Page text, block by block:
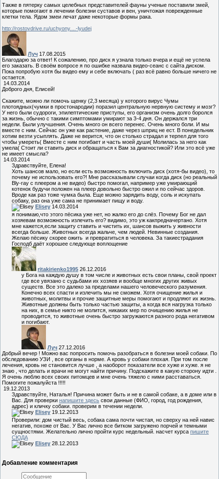
Также в пятерку самых целебных представителей фауны ученые поставили змей,
которые помогают в лечении болезни суставов и вен, уничтожая поврежденные
клетки тела. Ядом змеи лечат даже некоторые формы рака.
http://rostovdrive.ru/uchyony....-lyudej
Луч 17.08.2015
Благодарю за ответ! К сожалению, про диск я узнала только вчера и ещё не успела
его заказать. В своём вопросе я по ошибке назвала видео-сеанс с сайта диском.
Пока попробую хотя бы видео ему и себе включать ( раз всё равно больше ничего не
остается.
14.03.2014
Доброго дня, Елисей!
Скажите, можно ли помочь щенку (2,3 месяца) у которого вирус Чумы
плотоядных(чумки в простонародии) поразил центральную нервную систему и мозг?
У него были судороги, эпилептические приступы, его организм очень долго боролся
за жизнь, обычно с такими симптомами умирают за 3-4 дня. Он держался три
недели. Были улучшения. Очень много он всего перенес. Очень много боли. И мы
вместе с ним. Сейчас он уже как растение, даже через шприц не ест. В понедельник
хотим везти усыплять. Даже не верится, что он столько страдал и терпел для того
чтобы умереть( Вместе с ним погибает и часть моей души( Молилась за него как
умела( Стоит ли ставить диск и обращаться к Вам за диагностикой? Или это всё уже
не имеет смысла?
14.03.2014
Здравствуйте, Елена!
Хоть шансов мало, но если есть возможность включить диск (хотя-бы видео), то
почему не использовать его?! Мне рассказывали случаи когда диск (но реальный
Bly-ray с плеером а не видео) быстро помогал, например уже умирающий
котенок будучи положен на плеер довольно быстро ожил и по сейчас здоров.
Вроде как раз тоже чумка была. Еще можно зарядить воду, соль и искупать
собаку, раз она уже сама не принимает пищу и воду.
Elisey 14.03.2014
я понимаю,что этого пёсика уже нет, но жалко его до слёз. Почему Бог не дал
хозяевам возможность излечить его? видимо, это уж какпредначертано. Хотя
мне кажется,если защиту ставить и чистить их, шансов выжить у живности
всегда больше. Животных всегда жальче, чем людей. Невинные создания.
Желаю пёсику скорее ожить и превратиться в человека. За такиестрадания
Господб даёт хорошее следующе воплощение
ritakirienko1995 26.12.2016
у Бога на каждую душу в том числе и животных есть свои планы, свой проект
где все увязано с судьбами их хозяев и вообще многих других живых
существ. Все это далеко за пределами нашего человеческого разумения.
Конечно всех спасти и излечить мы не сможем. Хотя очищение жилья и
животных, молитвы и прочие защитные меры помогают и продляют их жизнь.
Животные должны быть только частью защиты, а когда вся нагрузка только
на них, в семье никто не молится, никаких мер по очищению жилья не
проводится, то животные очень быстро загружаются разного рода негативом
и погибают.
Луч 27.12.2016
Добрый вечер ! Можно вас попросить помочь разобраться в болезни моей собаки. По
обследованию УЗИ , все органы в норме. А кровь у собаки плохая. При том после
лечения, кровь не становится лучше , а наоборот показатели все хуже и хуже. я не
знаю , что делать и врачи не могут найти причину. Подскажите в какую сторону идти .
Я очень люблю всех своих питомцев и мне очень тяжело с ними расставаться.
Помогите пожалуйста !!!!!
19.12.2013
Здравствуйте, Наталья! Причина может быть и не в самой собаке, а в доме или в
Вас. Для проверки напишите здесь свои данные (ФИО, город, год рождения,
адрес) и кличку собаки. проверим в течении недели.
Elisey 19.12.2013
Проверили: дом чистый весь, собака сама почти чистая, но сверху на ней навис
негатив, похоже от Вас. У Вас лично все битком загружено порчей и темными
сущностями. Желательно лично пройти курс недельный. насчет курса пишите
СЮДА
Elisey 28.12.2013
Добавление комментария